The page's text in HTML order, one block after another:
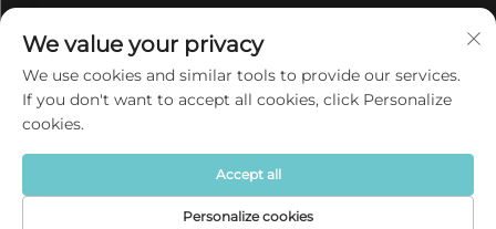
Все права защищены © 2025 Chaozhou Qianyue
Ceramics Co., Ltd.
Политика конфиденциальности
We value your privacy
We use cookies and similar tools to provide our services.
If you don't want to accept all cookies, click Personalize
cookies.
Personalize cookies
Accept all